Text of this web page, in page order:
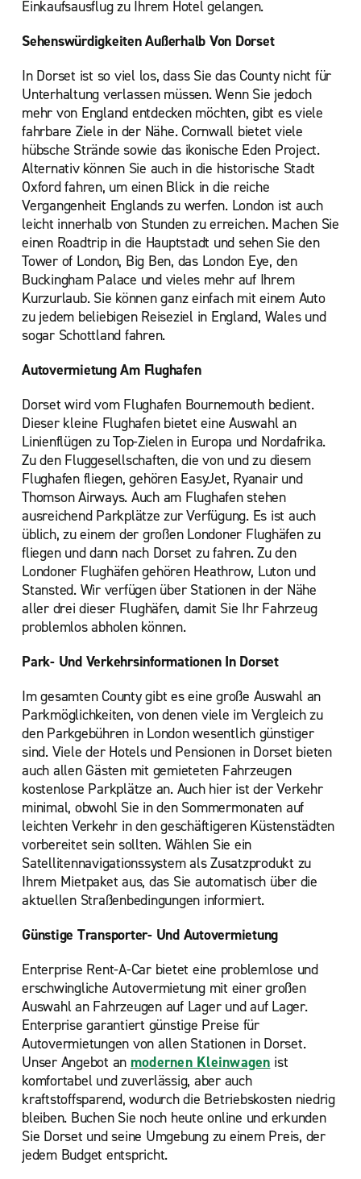
Einkaufsausflug zu Ihrem Hotel gelangen.
Sehenswürdigkeiten Außerhalb Von Dorset
In Dorset ist so viel los, dass Sie das County nicht für
Unterhaltung verlassen müssen. Wenn Sie jedoch
mehr von England entdecken möchten, gibt es viele
fahrbare Ziele in der Nähe. Cornwall bietet viele
hübsche Strände sowie das ikonische Eden Project.
Alternativ können Sie auch in die historische Stadt
Oxford fahren, um einen Blick in die reiche
Vergangenheit Englands zu werfen. London ist auch
leicht innerhalb von Stunden zu erreichen. Machen Sie
einen Roadtrip in die Hauptstadt und sehen Sie den
Tower of London, Big Ben, das London Eye, den
Buckingham Palace und vieles mehr auf Ihrem
Kurzurlaub. Sie können ganz einfach mit einem Auto
zu jedem beliebigen Reiseziel in England, Wales und
sogar Schottland fahren.
Autovermietung Am Flughafen
Dorset wird vom Flughafen Bournemouth bedient.
Dieser kleine Flughafen bietet eine Auswahl an
Linienflügen zu Top-Zielen in Europa und Nordafrika.
Zu den Fluggesellschaften, die von und zu diesem
Flughafen fliegen, gehören EasyJet, Ryanair und
Thomson Airways. Auch am Flughafen stehen
ausreichend Parkplätze zur Verfügung. Es ist auch
üblich, zu einem der großen Londoner Flughäfen zu
fliegen und dann nach Dorset zu fahren. Zu den
Londoner Flughäfen gehören Heathrow, Luton und
Stansted. Wir verfügen über Stationen in der Nähe
aller drei dieser Flughäfen, damit Sie Ihr Fahrzeug
problemlos abholen können.
Park- Und Verkehrsinformationen In Dorset
Im gesamten County gibt es eine große Auswahl an
Parkmöglichkeiten, von denen viele im Vergleich zu
den Parkgebühren in London wesentlich günstiger
sind. Viele der Hotels und Pensionen in Dorset bieten
auch allen Gästen mit gemieteten Fahrzeugen
kostenlose Parkplätze an. Auch hier ist der Verkehr
minimal, obwohl Sie in den Sommermonaten auf
leichten Verkehr in den geschäftigeren Küstenstädten
vorbereitet sein sollten. Wählen Sie ein
Satellitennavigationssystem als Zusatzprodukt zu
Ihrem Mietpaket aus, das Sie automatisch über die
aktuellen Straßenbedingungen informiert.
Günstige Transporter- Und Autovermietung
Enterprise Rent-A-Car bietet eine problemlose und
erschwingliche Autovermietung mit einer großen
Auswahl an Fahrzeugen auf Lager und auf Lager.
Enterprise garantiert günstige Preise für
Autovermietungen von allen Stationen in Dorset.
Unser Angebot an modernen Kleinwagen ist
komfortabel und zuverlässig, aber auch
kraftstoffsparend, wodurch die Betriebskosten niedrig
bleiben. Buchen Sie noch heute online und erkunden
Sie Dorset und seine Umgebung zu einem Preis, der
jedem Budget entspricht.